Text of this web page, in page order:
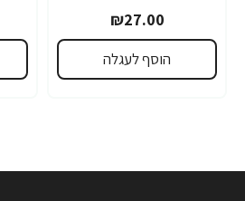
₪27.00
הוסף לעגלה